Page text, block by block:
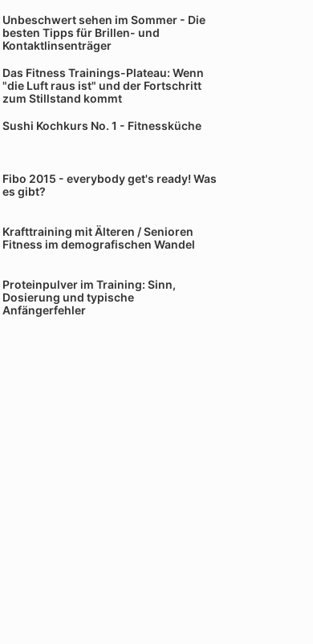
Unbeschwert sehen im Sommer - Die
besten Tipps für Brillen- und
Kontaktlinsenträger
Das Fitness Trainings-Plateau: Wenn
"die Luft raus ist" und der Fortschritt
zum Stillstand kommt
Sushi Kochkurs No. 1 - Fitnessküche
Fibo 2015 - everybody get's ready! Was
es gibt?
Krafttraining mit Älteren / Senioren
Fitness im demografischen Wandel
Proteinpulver im Training: Sinn,
Dosierung und typische
Anfängerfehler